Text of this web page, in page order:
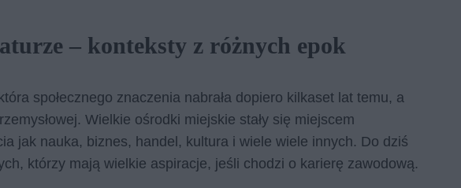
– konteksty z różnych epok
społecznego znaczenia nabrała dopiero kilkaset lat temu, a
Wielkie ośrodki miejskie stały się miejscem
jak nauka, biznes, handel, kultura i wiele wiele innych. Do dziś
którzy mają wielkie aspiracje, jeśli chodzi o karierę zawodową.